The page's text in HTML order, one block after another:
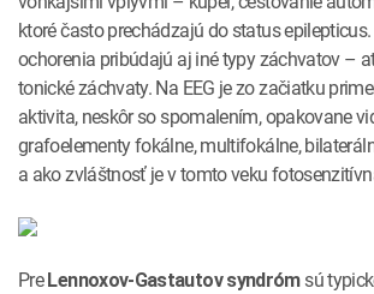
ktoré často prechádzajú do status
ochorenia pribúdajú aj iné typy záchvatov –
tonické záchvaty. Na EEG je zo začiatku
aktivita, neskôr so spomalením, opakovane
grafoelementy fokálne, multifokálne,
a ako zvláštnosť je v tomto veku
PreLennoxov-Gastautov syndrómsú